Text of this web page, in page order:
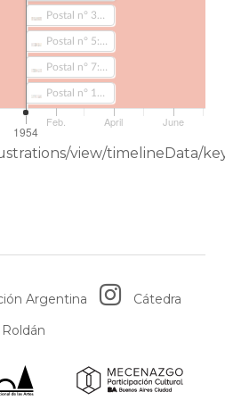
1954
Feb. April June
view/timelineData/
Argentina
Cátedra
Roldán